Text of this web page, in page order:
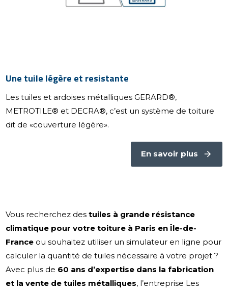
Une tuile légère et resistante
Les tuiles et ardoises métalliques GERARD®,
METROTILE® et DECRA®, c’est un système de toiture
dit de «couverture légère».
En savoir plus
Vous recherchez destuiles à grande résistance
climatique pour votre toiture à Paris en Île-de-
France ou souhaitez utiliser un simulateur en ligne pour
calculer la quantité de tuiles nécessaire à votre projet ?
Avec plus de 60 ans d’expertise dans la fabrication
et la vente de tuiles métalliques, l’entreprise Les